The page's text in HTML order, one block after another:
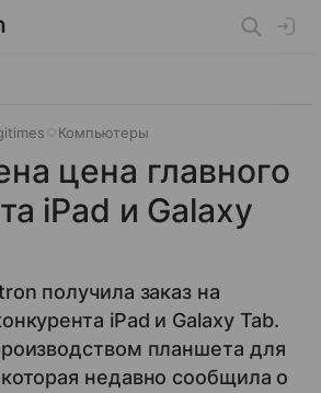
Компьютеры
цена главного
iPad и Galaxy
получила заказ на
iPad и Galaxy Tab.
планшета для
недавно сообщила о